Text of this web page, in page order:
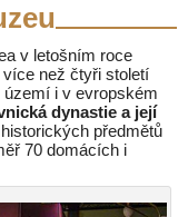
v letošním roce
než čtyři století
i v evropském
dynastie a její
předmětů
70 domácích i